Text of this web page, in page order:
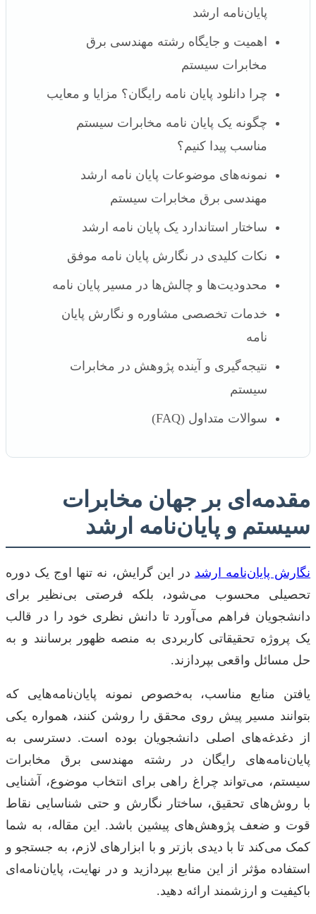
پایان‌نامه ارشد
اهمیت و جایگاه رشته مهندسی برق
مخابرات سیستم
چرا دانلود پایان نامه رایگان؟ مزایا و معایب
چگونه یک پایان نامه مخابرات سیستم
مناسب پیدا کنیم؟
نمونه‌های موضوعات پایان نامه ارشد
مهندسی برق مخابرات سیستم
ساختار استاندارد یک پایان نامه ارشد
نکات کلیدی در نگارش پایان نامه موفق
محدودیت‌ها و چالش‌ها در مسیر پایان نامه
خدمات تخصصی مشاوره و نگارش پایان
نامه
نتیجه‌گیری و آینده پژوهش در مخابرات
سیستم
سوالات متداول (FAQ)
مقدمه‌ای بر جهان مخابرات
سیستم و پایان‌نامه ارشد
نگارش پایان‌نامه ارشد در این گرایش، نه تنها اوج یک دوره
تحصیلی محسوب می‌شود، بلکه فرصتی بی‌نظیر برای
دانشجویان فراهم می‌آورد تا دانش نظری خود را در قالب
یک پروژه تحقیقاتی کاربردی به منصه ظهور برسانند و به
حل مسائل واقعی بپردازند.
یافتن منابع مناسب، به‌خصوص نمونه پایان‌نامه‌هایی که
بتوانند مسیر پیش روی محقق را روشن کنند، همواره یکی
از دغدغه‌های اصلی دانشجویان بوده است. دسترسی به
پایان‌نامه‌های رایگان در رشته مهندسی برق مخابرات
سیستم، می‌تواند چراغ راهی برای انتخاب موضوع، آشنایی
با روش‌های تحقیق، ساختار نگارش و حتی شناسایی نقاط
قوت و ضعف پژوهش‌های پیشین باشد. این مقاله، به شما
کمک می‌کند تا با دیدی بازتر و با ابزارهای لازم، به جستجو و
استفاده مؤثر از این منابع بپردازید و در نهایت، پایان‌نامه‌ای
باکیفیت و ارزشمند ارائه دهید.